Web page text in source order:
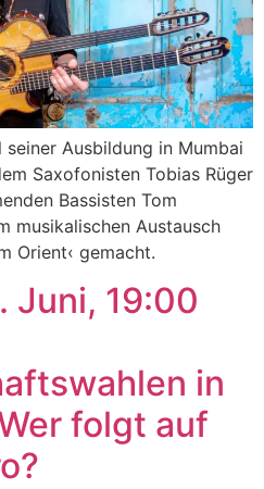
Ausbildung in Mumbai
Saxofonisten Tobias Rüger
Bassisten Tom
musikalischen Austausch
Orient‹ gemacht.
Juni, 19:00
in
folgt auf